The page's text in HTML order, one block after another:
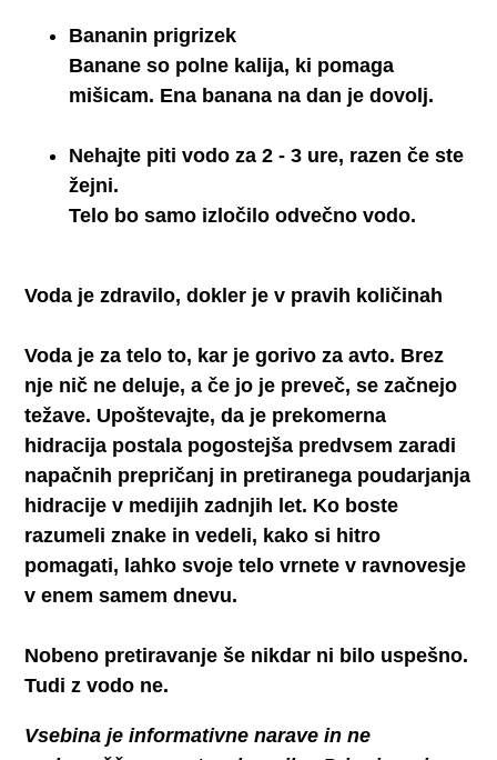
Bananin prigrizek
Banane so polne kalija, ki pomaga
mišicam. Ena banana na dan je dovolj.
Nehajte piti vodo za 2 - 3 ure, razen če ste
žejni.
Telo bo samo izločilo odvečno vodo.
Voda je zdravilo, dokler je v pravih količinah
Voda je za telo to, kar je gorivo za avto. Brez
nje nič ne deluje, a če jo je preveč, se začnejo
težave. Upoštevajte, da je prekomerna
hidracija postala pogostejša predvsem zaradi
napačnih prepričanj in pretiranega poudarjanja
hidracije v medijih zadnjih let. Ko boste
razumeli znake in vedeli, kako si hitro
pomagati, lahko svoje telo vrnete v ravnovesje
v enem samem dnevu.
Nobeno pretiravanje še nikdar ni bilo uspešno.
Tudi z vodo ne.
Vsebina je informativne narave in ne